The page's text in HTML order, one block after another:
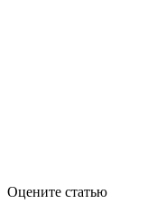
Оцените статью